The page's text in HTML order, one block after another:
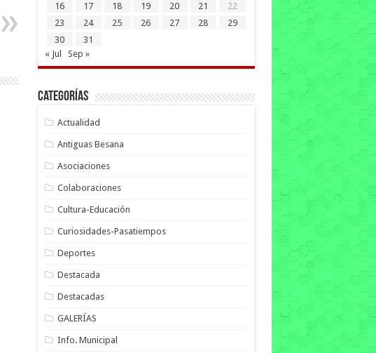
16
17 18 19 20 21
22
23
24 25 26 27 28
29
30
31
« Jul
Sep »
Categorías
Actualidad
Antiguas Besana
Asociaciones
Colaboraciones
Cultura-Educación
Curiosidades-Pasatiempos
Deportes
Destacada
Destacadas
GALERÍAS
Info. Municipal